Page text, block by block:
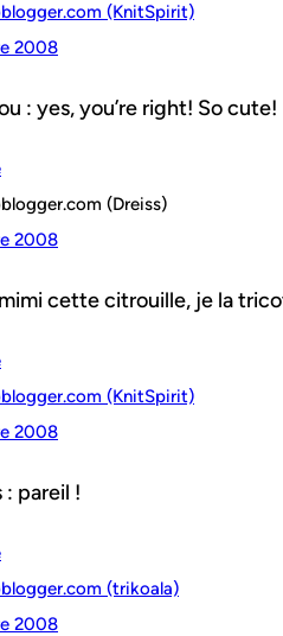
(KnitSpirit)
2008
: yes, you’re right! So cute!
(Dreiss)
2008
cette citrouille, je la
(KnitSpirit)
2008
: pareil !
(trikoala)
2008